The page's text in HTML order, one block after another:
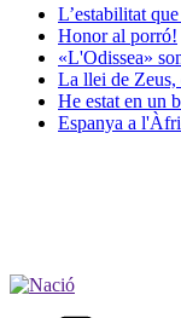
L’estabilitat
Honor al porró!
«L'Odissea»
La llei de Zeus,
He estat en un
Espanya a